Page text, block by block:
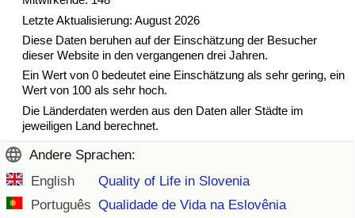
Letzte Aktualisierung: August 2026
Diese Daten beruhen auf der Einschätzung der Besucher
dieser Website in den vergangenen drei Jahren.
Ein Wert von 0 bedeutet eine Einschätzung als sehr gering, ein
Wert von 100 als sehr hoch.
Die Länderdaten werden aus den Daten aller Städte im
jeweiligen Land berechnet.
Andere Sprachen:
English
Quality of Life in Slovenia
Português Qualidade de Vida na Eslovênia
Gesundheitsversorgungs-Index nach Land
Umweltverschmutzung
Umweltverschmutzungs-Index (aktuell)
Verschmutzungsindex
Umweltverschmutzungs-Index nach Land
Verkehr